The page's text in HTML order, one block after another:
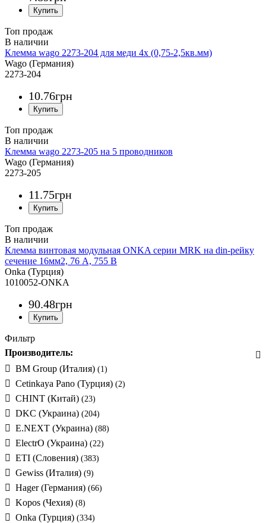
Топ продаж
Клемма wago 2273-204 для меди 4х (0,75-2,5кв.мм)
Wago (Германия)
2273-204
10.76грн
Топ продаж
Клемма wago 2273-205 на 5 проводников
Wago (Германия)
2273-205
11.75грн
Топ продаж
Клемма винтовая модульная ONKA серии MRK на din-рейку
сечение 16мм2, 76 A, 755 В
Onka (Турция)
1010052-ONKA
90.48грн
Фильтр
Производитель:
BM Group (Италия) (1)
Cetinkaya Pano (Турция) (2)
CHINT (Китай) (23)
DKC (Украина) (204)
E.NEXT (Украина) (88)
ElectrO (Украина) (22)
ETI (Словения) (383)
Gewiss (Италия) (9)
Hager (Германия) (66)
Kopos (Чехия) (8)
Onka (Турция) (334)